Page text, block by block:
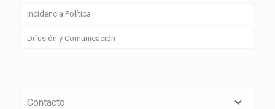
Incidencia Política
Difusión y Comunicación
Contacto